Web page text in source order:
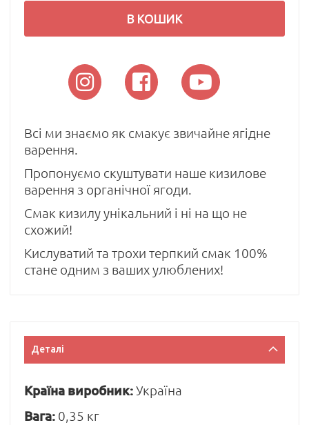
В КОШИК
Всі ми знаємо як смакує звичайне ягідне
варення.
Пропонуємо скуштувати наше кизилове
варення з органічної ягоди.
Смак кизилу унікальний і ні на що не
схожий!
Кислуватий та трохи терпкий смак 100%
стане одним з ваших улюблених!
Деталі
Країна виробник:Україна
Вага: 0,35 кг